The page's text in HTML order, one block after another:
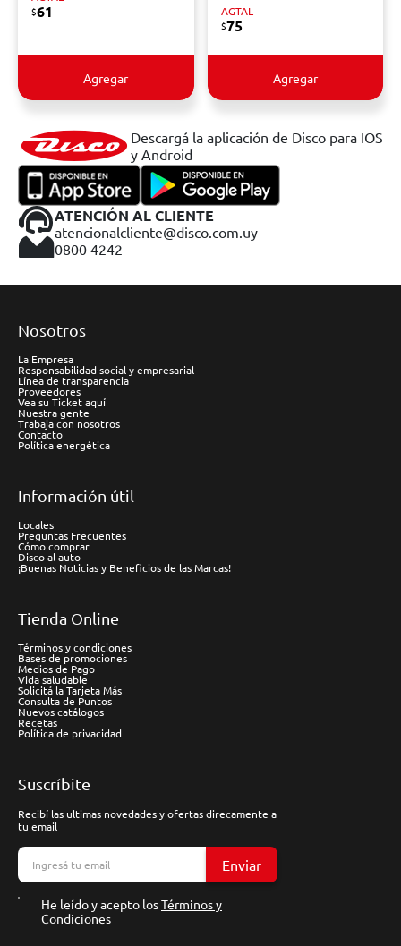
$61
Agregar
AGTAL
$75
Agregar
Descargá la aplicación de Disco para IOS
y Android
ATENCIÓN AL CLIENTE
atencionalcliente@disco.com.uy
0800 4242
Nosotros
La Empresa
Responsabilidad social y empresarial
Línea de transparencia
Proveedores
Vea su Ticket aquí
Nuestra gente
Trabaja con nosotros
Contacto
Política energética
Información útil
Locales
Preguntas Frecuentes
Cómo comprar
Disco al auto
¡Buenas Noticias y Beneficios de las Marcas!
Tienda Online
Términos y condiciones
Bases de promociones
Medios de Pago
Vida saludable
Solicitá la Tarjeta Más
Consulta de Puntos
Nuevos catálogos
Recetas
Política de privacidad
Suscríbite
Recibí las ultimas novedades y ofertas direcamente a
tu email
Enviar
He leído y acepto losTérminos y
Condiciones